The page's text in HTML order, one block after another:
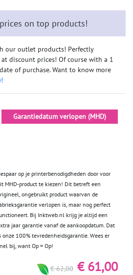
on top products!
our outlet products! Perfectly
discount prices! Of course with a 1
of purchase. Want to know more
Garantiedatum verlopen (MHD)
op je printerbenodigdheden door voor
MHD-product te kiezen! Dit betreft een
ongebruikt product waarvan de
verlopen is, maar nog perfect
Bij Inktweb.nl krijg je altijd een
jaar garantie vanaf de aankoopdatum. Dat
onze 100% tevredenheidsgarantie. Wees er
bij, want Op = Op!
€ 62,00 € 61,00